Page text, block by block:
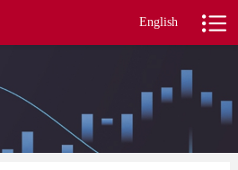
English